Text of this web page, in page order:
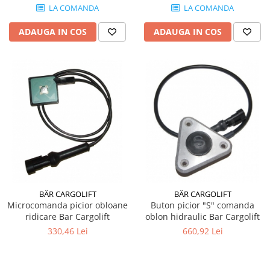
LA COMANDA
ADAUGA IN COS
LA COMANDA
ADAUGA IN COS
BÄR CARGOLIFT
Microcomanda picior obloane
ridicare Bar Cargolift
330,46 Lei
BÄR CARGOLIFT
Buton picior "S" comanda
oblon hidraulic Bar Cargolift
660,92 Lei